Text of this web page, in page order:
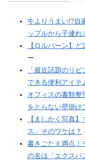
牛よりうまい!?自
ップルから子連れ
【ロルバーン】
ー
「最近話題のリ
できる便利アイテ
オフィスの書類整
をとらない壁掛け
【ましかく写真
ス」そのワケは？
書きごたえ満点！
の名は「エクスパ